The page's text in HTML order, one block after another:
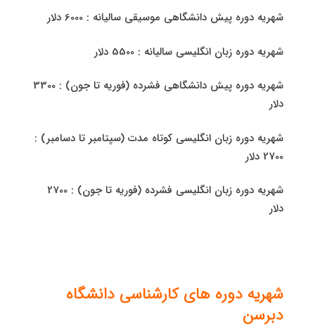
شهریه دوره پیش دانشگاهی موسیقی سالیانه : 6000 دلار
شهریه دوره زبان انگلیسی سالیانه : 5500 دلار
شهریه دوره پیش دانشگاهی فشرده (فوریه تا جون) : 3300
دلار
شهریه دوره زبان انگلیسی کوتاه مدت (سپتامبر تا دسامبر) :
2700 دلار
شهریه دوره زبان انگلیسی فشرده (فوریه تا جون) : 2700
دلار
شهریه دوره های کارشناسی دانشگاه
دبرسن